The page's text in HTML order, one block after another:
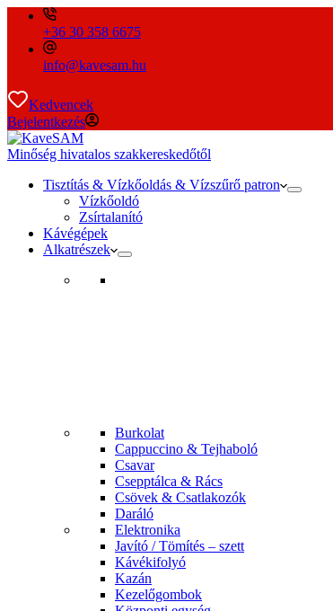
+36 30 358 6675
info@kavesam.hu
Kedvencek
Bejelentkezés
Minőség hivatalos szakkereskedőtől
Tisztítás & Vízkőoldás & Vízszűrő patron
Vízkőoldó
Zsírtalanító
Kávégépek
Alkatrészek
Burkolat
Cappuccino & Tejhaboló
Csavar
Csepptálca & Rács
Csövek & Csatlakozók
Daráló
Elektronika
Javító / Tömítés – szett
Kávékifolyó
Kazán
Kezelőgombok